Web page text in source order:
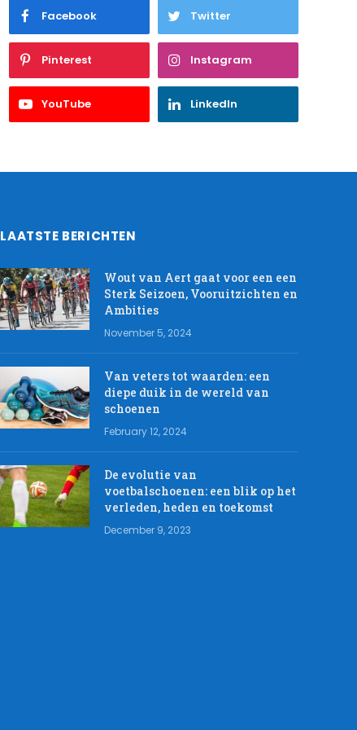
Facebook Twitter
Pinterest Instagram
YouTube LinkedIn
LAATSTE BERICHTEN
Wout van Aert gaat voor een een
Sterk Seizoen, Vooruitzichten en
Ambities
November 5, 2024
Van veters tot waarden: een
diepe duik in de wereld van
schoenen
February 12, 2024
De evolutie van
voetbalschoenen: een blik op het
verleden, heden en toekomst
December 9, 2023